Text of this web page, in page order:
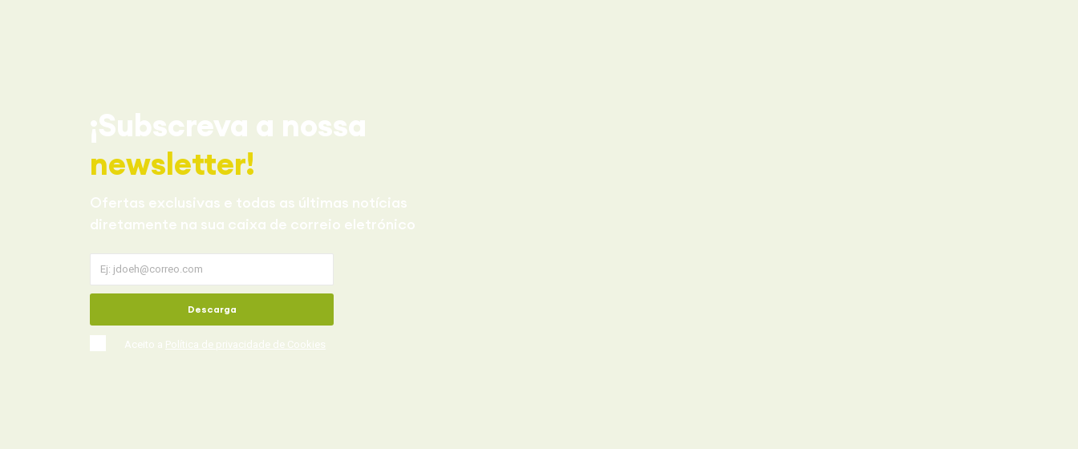
¡Subscreva a nossa
newsletter!
Ofertas exclusivas e todas as últimas notícias
diretamente na sua caixa de correio eletrónico
Aceito a Política de privacidade de Cookies
Descarga